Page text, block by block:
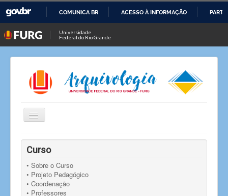
O
CONTEÚDO
COMUNICA BR ACESSO À INFORMAÇÃO
Universidade
Federal do Rio Grande
Alternar
Navegação
Você está aqui:
Curso de Arquivologia promove palestra sobre
digitalização de documentos com o Prof. Daniel Flores,
da UFSM
Curso
• Sobre o Curso
• Projeto Pedagógico
• Coordenação
• Professores